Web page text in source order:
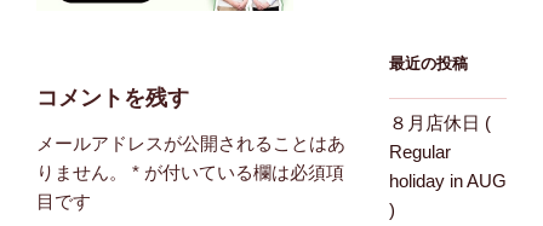
コメントを残す
メールアドレスが公開されることはあ
りません。
* が付いている欄は必須項
目です
最近の投稿
８月店休日 (
Regular
holiday in AUG
)